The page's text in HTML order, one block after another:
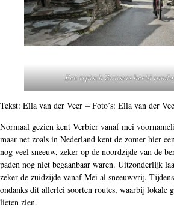
Een typisch Zwitsers beeld
Tekst: Ella van der Veer – Foto’s: Ella van der
Normaal gezien kent Verbier vanaf mei
maar net zoals in Nederland kent de zomer hier
nog veel sneeuw, zeker op de noordzijde van de
paden nog niet begaanbaar waren. Uitzonderlijk
zeker de zuidzijde vanaf Mei al sneeuwvrij.
ondanks dit allerlei soorten routes, waarbij lokale
lieten zien.